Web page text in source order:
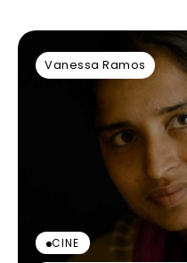
Vanessa Ramos
CINE